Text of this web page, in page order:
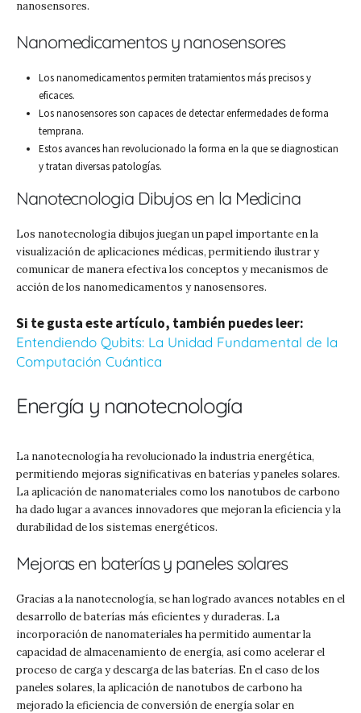
nanosensores.
Nanomedicamentos y nanosensores
Los nanomedicamentos permiten tratamientos más precisos y
eficaces.
Los nanosensores son capaces de detectar enfermedades de forma
temprana.
Estos avances han revolucionado la forma en la que se diagnostican
y tratan diversas patologías.
Nanotecnologia Dibujos en la Medicina
Los nanotecnologia dibujos juegan un papel importante en la
visualización de aplicaciones médicas, permitiendo ilustrar y
comunicar de manera efectiva los conceptos y mecanismos de
acción de los nanomedicamentos y nanosensores.
Si te gusta este artículo, también puedes leer:
Entendiendo Qubits: La Unidad Fundamental de la
Computación Cuántica
Energía y nanotecnología
La nanotecnología ha revolucionado la industria energética,
permitiendo mejoras significativas en baterías y paneles solares.
La aplicación de nanomateriales como los nanotubos de carbono
ha dado lugar a avances innovadores que mejoran la eficiencia y la
durabilidad de los sistemas energéticos.
Mejoras en baterías y paneles solares
Gracias a la nanotecnología, se han logrado avances notables en el
desarrollo de baterías más eficientes y duraderas. La
incorporación de nanomateriales ha permitido aumentar la
capacidad de almacenamiento de energía, así como acelerar el
proceso de carga y descarga de las baterías. En el caso de los
paneles solares, la aplicación de nanotubos de carbono ha
mejorado la eficiencia de conversión de energía solar en